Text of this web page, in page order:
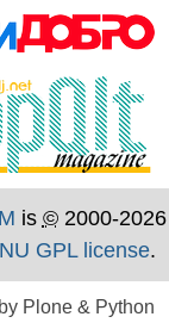
is ©2000-
GPL license.
Plone & Python